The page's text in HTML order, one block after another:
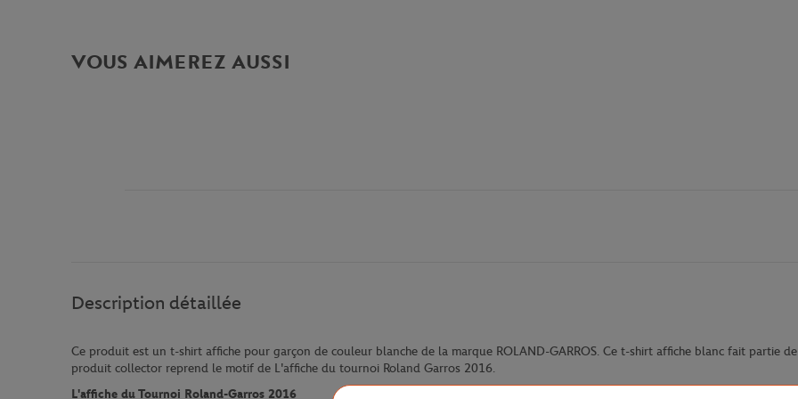
VOUS AIMEREZ AUSSI
Description détaillée
Ce produit est un t-shirt affiche pour garçon de couleur blanche de la marque ROLAND-GARROS. Ce t-shirt affiche blanc fait partie
produit collector reprend le motif de L'affiche du tournoi Roland Garros 2016.
L'affiche du Tournoi Roland-Garros 2016